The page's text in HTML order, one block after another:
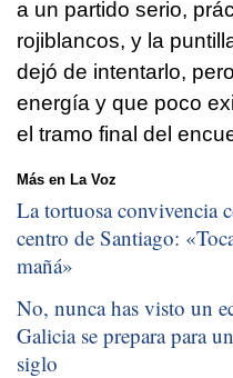
a un partido serio,
rojiblancos, y la
dejó de intentarlo,
energía y que poco
el tramo final del
Más en La Voz
La tortuosa convivencia
centro de Santiago: «
mañá»
No, nunca has visto un
Galicia se prepara para
siglo